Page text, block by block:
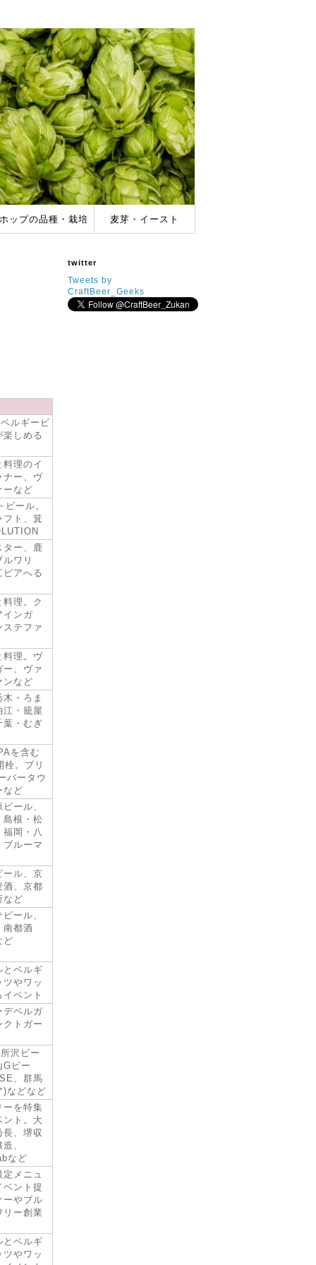
ホップの品種・栽培 麦芽・イースト
ルギービ
楽しめる
料理のイ
ナー、ヴ
ーなど
ール。
フト、箕
ター、鹿
ワリ
ビアへる
料理。ク
インガ
ステファ
料理。ヴ
ー、ヴァ
ンなど
・ろま
江・籠屋
葉・むぎ
を含む
栓。ブリ
バータウ
など
ール、
島根・松
岡・八
ブルーマ
ール、京
酒、京都
など
ール、
南都酒
ど
とベルギ
ツやワッ
ベント
デベルガ
クトガー
沢ビー
Gビー
、群馬
)などなど
ーを特集
ント。大
、堺収
、
など
メニュ
ベント提
ーやブル
リー創業
とベルギ
ツやワッ
twitter
Tweets by
CraftBeer_Geeks